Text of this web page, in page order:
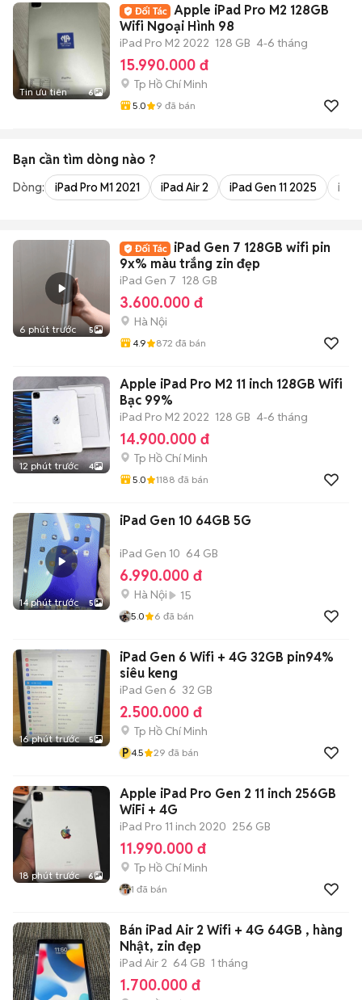
Tin ưu tiên 6
Apple iPad Pro M2 128GB
Wifi Ngoại Hình 98
iPad Pro M2 2022 128 GB 4-6 tháng
15.990.000 đ
Tp Hồ Chí Minh
5.0 9 đã bán
Bạn cần tìm dòng nào ?
Dòng: iPad Pro M1 2021 iPad Air 2 iPad Gen 11 2025
6 phút trước 5
iPad Gen 7 128GB wifi pin
9x% màu trắng zin đẹp
iPad Gen 7 128 GB
3.600.000 đ
Hà Nội
4.9 872 đã bán
12 phút trước 4
Apple iPad Pro M2 11 inch 128GB Wifi
Bạc 99%
iPad Pro M2 2022 128 GB 4-6 tháng
14.900.000 đ
Tp Hồ Chí Minh
5.0 1188 đã bán
14 phút trước 5
iPad Gen 10 64GB 5G
iPad Gen 10 64 GB
6.990.000 đ
Hà Nội 15
5.0 6 đã bán
16 phút trước 5
iPad Gen 6 Wifi + 4G 32GB pin94%
siêu keng
iPad Gen 6 32 GB
2.500.000 đ
Tp Hồ Chí Minh
P 4.5 29 đã bán
18 phút trước 6
Apple iPad Pro Gen 2 11 inch 256GB
WiFi + 4G
iPad Pro 11 inch 2020 256 GB
11.990.000 đ
Tp Hồ Chí Minh
1 đã bán
Bán iPad Air 2 Wifi + 4G 64GB , hàng
Nhật, zin đẹp
iPad Air 2 64 GB 1 tháng
1.700.000 đ